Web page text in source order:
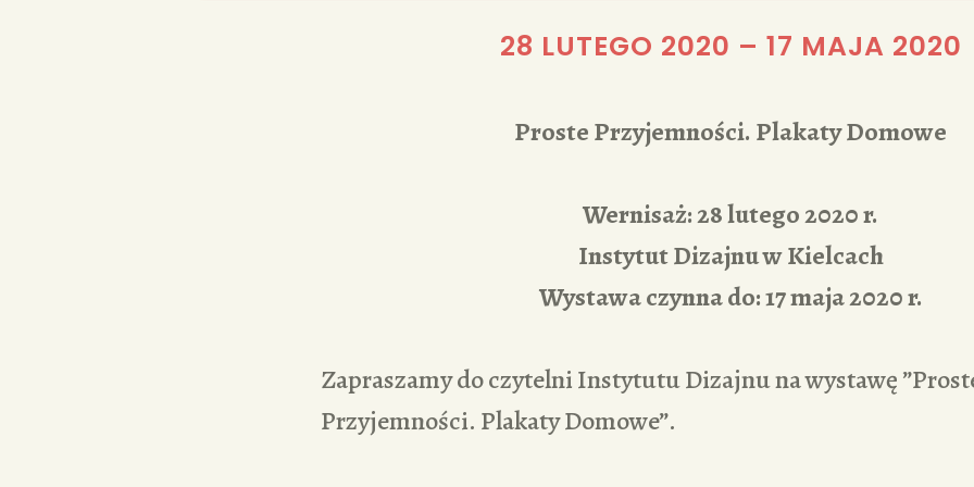
REDAKCJA
28 LUTEGO 2020 – 17 MAJA 2020
Proste Przyjemności. Plakaty Domowe
Wernisaż: 28 lutego 2020 r.
Instytut Dizajnu w Kielcach
Wystawa czynna do: 17 maja 2020 r.
Zapraszamy do czytelni Instytutu Dizajnu na wystawę
Przyjemności. Plakaty Domowe”.